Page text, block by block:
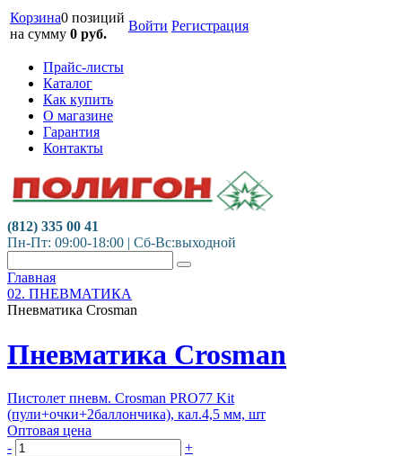
Корзина0 позиций
на сумму 0 руб.
Войти Регистрация
Прайс-листы
Каталог
Как купить
О магазине
Гарантия
Контакты
(812) 335 00 41
Пн-Пт: 09:00-18:00 | Сб-Вс:выходной
Главная
02. ПНЕВМАТИКА
Пневматика Crosman
Пневматика Crosman
Пистолет пневм. Crosman PRO77 Kit
(пули+очки+2баллончика), кал.4,5 мм, шт
Оптовая цена
-
+